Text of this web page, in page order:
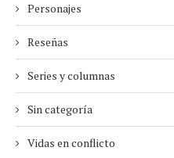
Personajes
Reseñas
Series y columnas
Sin categoría
Vidas en conflicto